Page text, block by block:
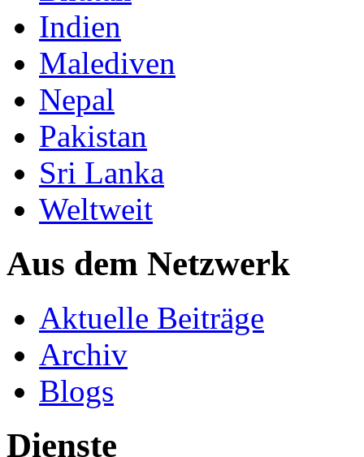
Indien
Malediven
Nepal
Pakistan
Sri Lanka
Weltweit
Aus dem Netzwerk
Aktuelle Beiträge
Archiv
Blogs
Dienste